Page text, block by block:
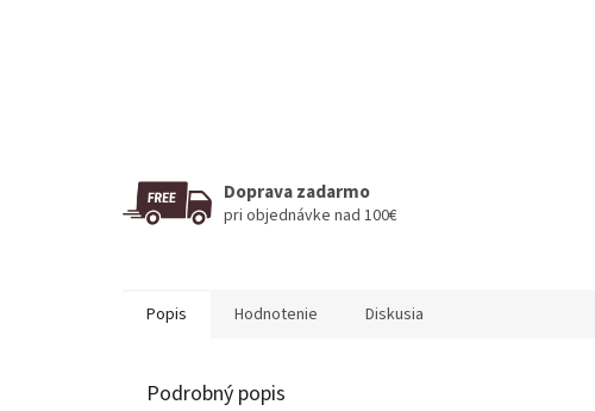
Doprava zadarmo
pri objednávke nad 100€
Popis Hodnotenie Diskusia
Podrobný popis